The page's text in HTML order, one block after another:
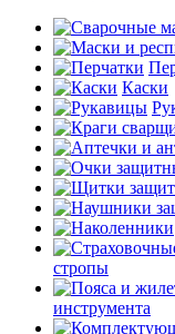
Каски
стропы
инструмента